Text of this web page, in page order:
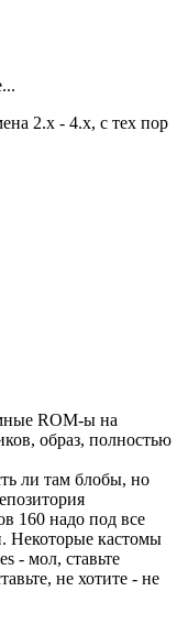
2.x - 4.x, с тех пор
ROM-ы на
образ, полностью
ли там блобы, но
160 надо под все
Некоторые кастомы
- мол, ставьте
не хотите - не